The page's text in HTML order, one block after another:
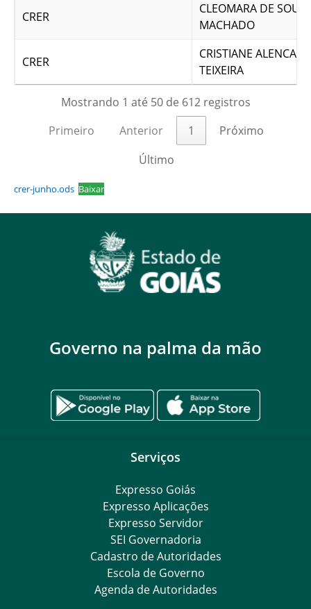
CRER
CLEOMARA DE
MACHADO
CRER
CRISTIANE ALENCAR
TEIXEIRA
Mostrando 1 até 50 de 612 registros
Primeiro
Anterior 1
Próximo
Último
crer-junho.ods Baixar
Governo na palma da mão
Serviços
Expresso Goiás
Expresso Aplicações
Expresso Servidor
SEI Governadoria
Cadastro de Autoridades
Escola de Governo
Agenda de Autoridades